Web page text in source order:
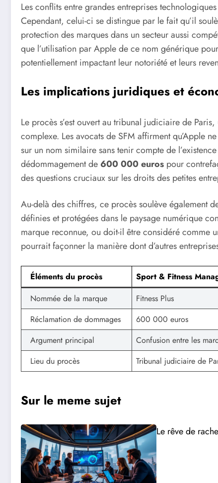
Les conflits entre grandes entreprises
Cependant, celui-ci se distingue par le fait qu’il
protection des marques dans un secteur aussi
que l’utilisation par Apple de ce nom générique
potentiellement impactant leur notoriété et leurs
Les implications juridiques et
Le procès s’est ouvert au tribunal judiciaire de
complexe. Les avocats de SFM affirment qu’Apple
sur un nom similaire sans tenir compte de
dédommagement de 600 000 euros pour
des questions cruciaux sur les droits des petites
Au-delà des chiffres, ce procès soulève également
définies et protégées dans le paysage numérique
marque reconnue, ou doit-il être considéré comme
pourrait façonner la manière dont d’autres
Éléments du procès Sport & Fitness
Nommée de la marque
Fitness Plus
Réclamation de dommages
600 000 euros
Argument principal
Confusion entre les
Lieu du procès
Tribunal judiciaire de
Sur le meme sujet
Le rêve de